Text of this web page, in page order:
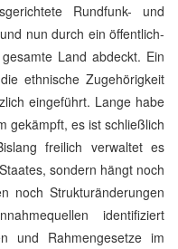
Rundfunk- und
nun durch ein öffentlich-
Land abdeckt. Ein
ethnische Zugehörigkeit
eingeführt. Lange habe
gekämpft, es ist schließlich
freilich verwaltet es
sondern hängt noch
noch Strukturänderungen
identifiziert
und Rahmengesetze im